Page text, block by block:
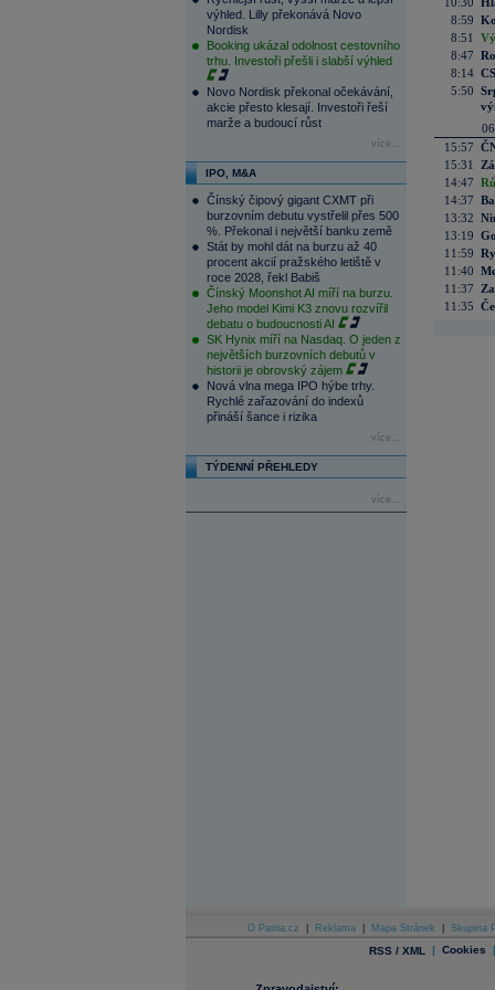
výhled. Lilly překonává Novo
Nordisk
Booking ukázal odolnost cestovního
trhu. Investoři přešli i slabší výhled
Novo Nordisk překonal očekávání,
akcie přesto klesají. Investoři řeší
marže a budoucí růst
více...
IPO, M&A
Čínský čipový gigant CXMT při
burzovním debutu vystřelil přes 500
%. Překonal i největší banku země
Stát by mohl dát na burzu až 40
procent akcií pražského letiště v
roce 2028, řekl Babiš
Čínský Moonshot AI míří na burzu.
Jeho model Kimi K3 znovu rozvířil
debatu o budoucnosti AI
SK Hynix míří na Nasdaq. O jeden z
největších burzovních debutů v
historii je obrovský zájem
Nová vlna mega IPO hýbe trhy.
Rychlé zařazování do indexů
přináší šance i rizika
více...
TÝDENNÍ PŘEHLEDY
více...
8:59
8:51
8:47
8:14
5:50
15:57
15:31
14:47
14:37
13:32
13:19
11:59
11:40
11:37
11:35
O Patria.cz Reklama Mapa Stránek Skupina
RSS / XML | Cookies |